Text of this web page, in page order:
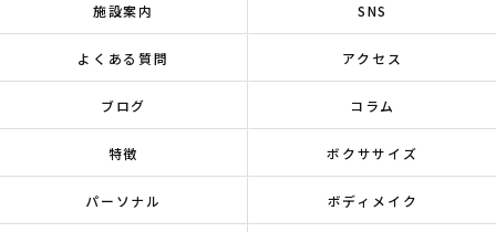
施設案内 SNS
よくある質問 アクセス
ブログ コラム
特徴 ボクササイズ
パーソナル ボディメイク